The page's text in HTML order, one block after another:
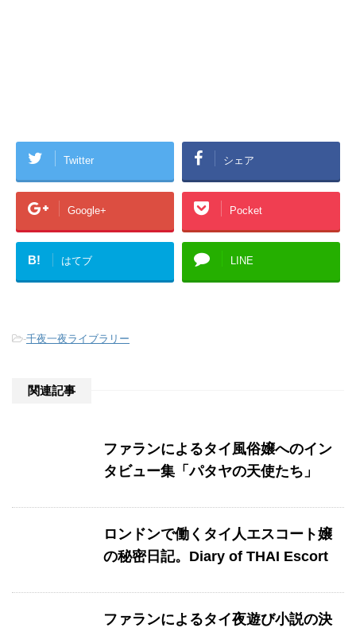
Twitter シェア
Google+ Pocket
B! はてブ LINE
-千夜一夜ライブラリー
関連記事
ファランによるタイ風俗嬢へのイン
タビュー集「パタヤの天使たち」
ロンドンで働くタイ人エスコート嬢
の秘密日記。Diary of THAI Escort
ファランによるタイ夜遊び小説の決